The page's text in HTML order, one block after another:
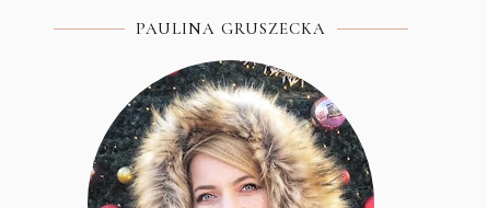
PAULINA GRUSZECKA